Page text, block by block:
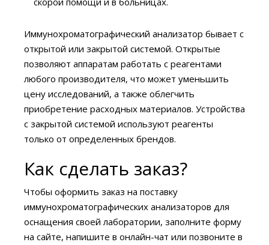
Иммунохроматографический анализатор бывает с
открытой или закрытой системой. Открытые
позволяют аппаратам работать с реагентами
любого производителя, что может уменьшить
цену исследований, а также облегчить
приобретение расходных материалов. Устройства
с закрытой системой используют реагенты
только от определенных брендов.
Как сделать заказ?
Чтобы оформить заказ на поставку
иммунохроматографических анализаторов для
оснащения своей лаборатории, заполните форму
на сайте, напишите в онлайн-чат или позвоните в